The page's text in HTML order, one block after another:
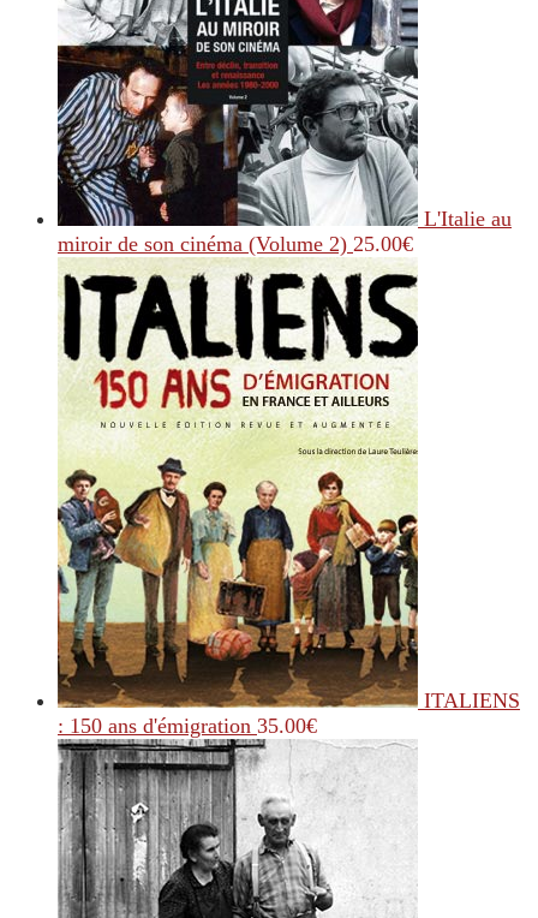
L'Italie au
miroir de son cinéma (Volume 2) 25.00€
ITALIENS
: 150 ans d'émigration 35.00€